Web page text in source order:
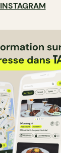
INSTAGRAM